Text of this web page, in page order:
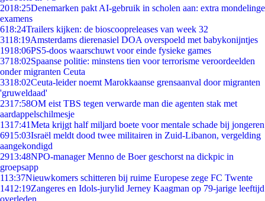
2018:25Denemarken pakt AI-gebruik in scholen aan: extra mondelinge
examens
618:24Trailers kijken: de bioscoopreleases van week 32
3118:19Amsterdams dierenasiel DOA overspoeld met babykonijntjes
1918:06PS5-doos waarschuwt voor einde fysieke games
3718:02Spaanse politie: minstens tien voor terrorisme veroordeelden
onder migranten Ceuta
3318:02Ceuta-leider noemt Marokkaanse grensaanval door migranten
'gruweldaad'
2317:58OM eist TBS tegen verwarde man die agenten stak met
aardappelschilmesje
1317:41Meta krijgt half miljard boete voor mentale schade bij jongeren
6915:03Israël meldt dood twee militairen in Zuid-Libanon, vergelding
aangekondigd
2913:48NPO-manager Menno de Boer geschorst na dickpic in
groepsapp
113:37Nieuwkomers schitteren bij ruime Europese zege FC Twente
1412:19Zangeres en Idols-jurylid Jerney Kaagman op 79-jarige leeftijd
overleden